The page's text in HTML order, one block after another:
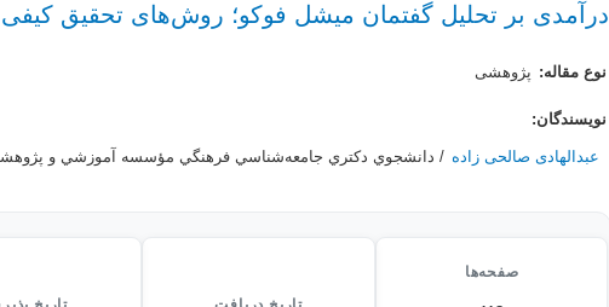
درآمدی بر تحلیل گفتمان میشل فوکو؛ روش‌های تحقیق کیفی
نوع مقاله: پژوهشی
نویسندگان:
عبدالهادی صالحی زاده / دانشجوي دكتري جامعه‌شناسي فرهنگي مؤسسه آموزشي و
صفحه‌ها